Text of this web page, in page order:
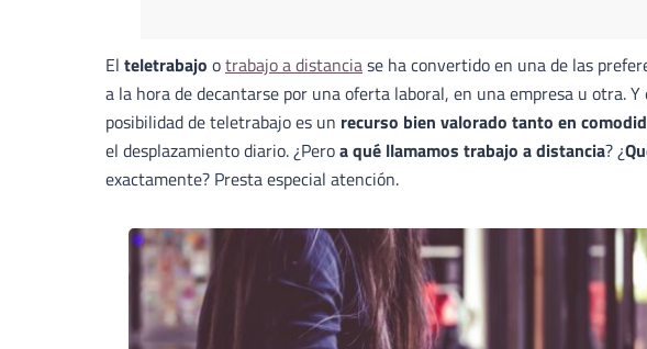
El teletrabajo otrabajo a distanciase ha convertido en una de las
a la hora de decantarse por una oferta laboral, en una empresa u otra. Y
posibilidad de teletrabajo es un recurso bien valorado tanto en
el desplazamiento diario. ¿Peroa qué llamamos trabajo a distancia? ¿
exactamente? Presta especial atención.